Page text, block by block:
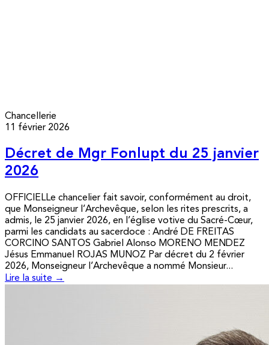
Chancellerie
11 février 2026
Décret de Mgr Fonlupt du 25 janvier
2026
OFFICIELLe chancelier fait savoir, conformément au droit,
que Monseigneur l’Archevêque, selon les rites prescrits, a
admis, le 25 janvier 2026, en l’église votive du Sacré-Cœur,
parmi les candidats au sacerdoce : André DE FREITAS
CORCINO SANTOS Gabriel Alonso MORENO MENDEZ
Jésus Emmanuel ROJAS MUNOZ Par décret du 2 février
2026, Monseigneur l’Archevêque a nommé Monsieur...
Lire la suite →